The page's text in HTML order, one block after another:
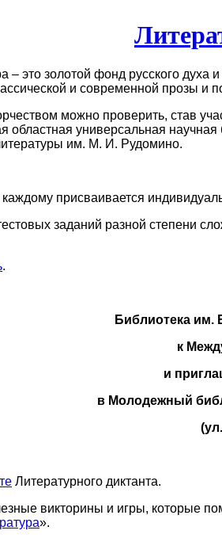
– это золотой фонд русского духа
и современной прозы и
можно проверить, став
областная универсальная
им. М. И. Рудомино.
присваивается
заданий разной степени
.
Библиотека им.
к
и
в Молодежный
Литературного диктанта.
викторины и игры, которые
».